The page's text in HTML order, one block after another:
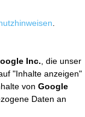
Inc. , die unser
"Inhalte anzeigen"
von Google
Daten an